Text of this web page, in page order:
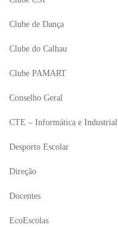
Clube de Dança
Clube do Calhau
Clube PAMART
Conselho Geral
CTE – Informática e Industrial
Desporto Escolar
Direção
Docentes
EcoEscolas